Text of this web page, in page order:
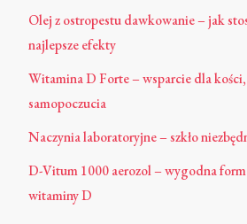
Olej z ostropestu dawkowanie – jak
najlepsze efekty
Witamina D Forte – wsparcie dla
samopoczucia
Naczynia laboratoryjne – szkło
D-Vitum 1000 aerozol – wygodna
witaminy D